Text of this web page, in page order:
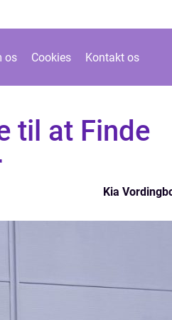
os Cookies Kontakt os
til at Finde
Kia